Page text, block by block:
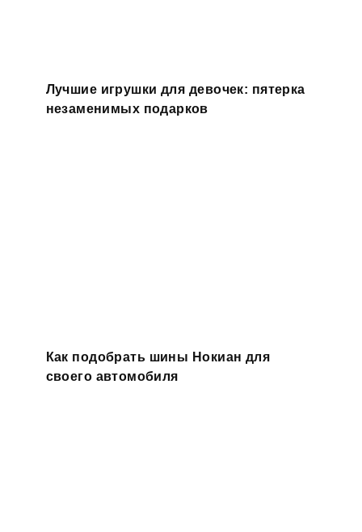
Лучшие игрушки для девочек: пятерка
незаменимых подарков
Как подобрать шины Нокиан для
своего автомобиля